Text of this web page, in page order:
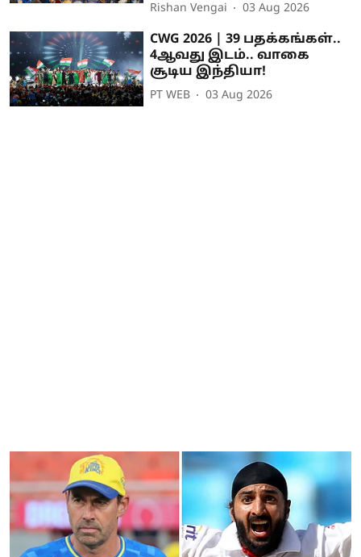
Rishan Vengai 03 Aug 2026
CWG 2026 | 39 பதக்கங்கள்..
4ஆவது இடம்.. வாகை
சூடிய இந்தியா!
PT WEB 03 Aug 2026